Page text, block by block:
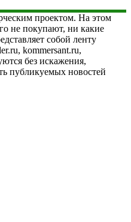
проектом. На этом
не покупают, ни какие
собой ленту
kommersant.ru,
без искажения,
публикуемых новостей